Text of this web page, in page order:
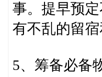
事。提早预
有不乱的留宿
5、筹备必备